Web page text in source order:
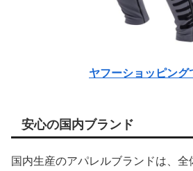
ヤフーショッピング
安心の国内ブランド
国内生産のアパレルブランドは、全